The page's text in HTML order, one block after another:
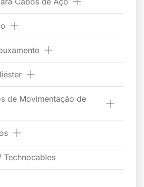
de Movimentação de
Technocables